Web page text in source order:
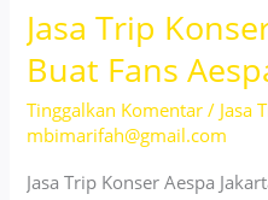
EXO
Jakarta
2026
Jasa
Trip
Konser
Jasa Trip
Buat Fans
Tinggalkan Komentar / Jasa
mbimarifah@gmail.com
Jasa Trip Konser Aespa